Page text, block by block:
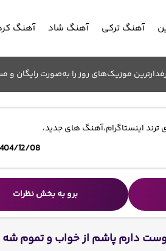
آهنگ ترکی آهنگ شاد آهنگ
موزیک‌های روز را به‌صورت رایگان و
اینستاگرام،آهنگ های جدید،
1404/12/08 -
برو به بخش نظرات
دارم پاشم از خواب و تموم شه